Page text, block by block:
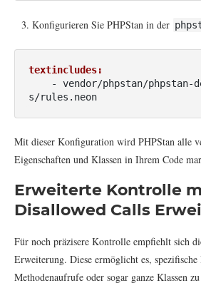
Konfigurieren Sie PHPStan in der
textincludes:
Mit dieser Konfiguration wird PHPStan alle
Eigenschaften und Klassen in Ihrem Code
Erweiterte Kontrolle
Disallowed Calls
Für noch präzisere Kontrolle empfiehlt sich
Erweiterung. Diese ermöglicht es,
Methodenaufrufe oder sogar ganze Klassen